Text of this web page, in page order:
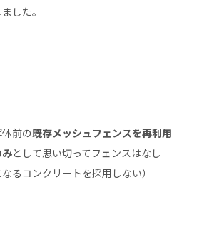
ました。
前の既存メッシュフェンスを再利用
として思い切ってフェンスはなし
なるコンクリートを採用しない）